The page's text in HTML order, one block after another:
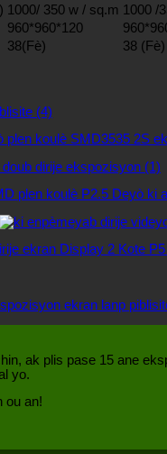
1000/ 350 w / sq.m 1000 /
960*960*120
38(Fè) 38 (Fè)
plen koulè SMD3535 2S
plen koulè P2.5 Deyò ki
ekran Display 2 Kote
ekran lanp
ak plis pase 15 ane
yo.
ou an!